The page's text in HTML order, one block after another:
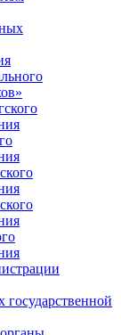
государственной